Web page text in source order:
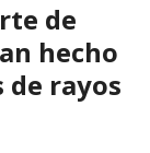
de
hecho
rayos